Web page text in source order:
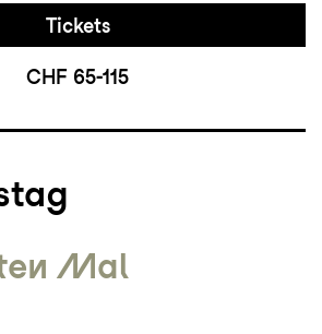
Tickets
CHF 65-115
Mal